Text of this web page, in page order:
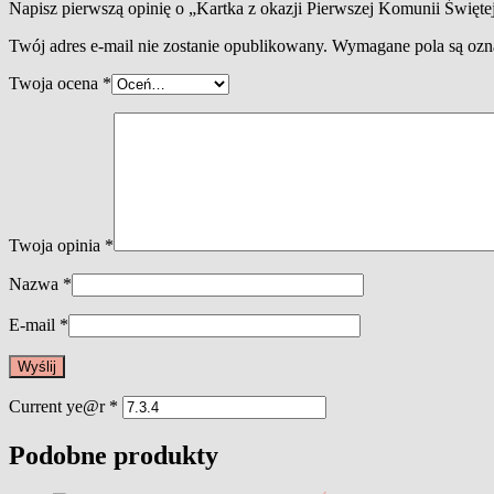
Napisz pierwszą opinię o „Kartka z okazji Pierwszej Komunii
Twój adres e-mail nie zostanie opublikowany. Wymagane pola są
Twoja ocena *
Twoja opinia *
Nazwa *
E-mail *
Current ye@r *
Podobne produkty